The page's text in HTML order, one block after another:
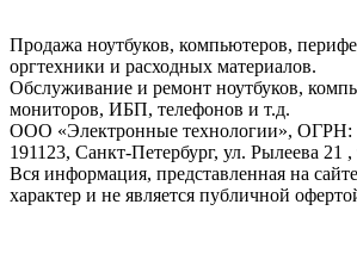
Продажа ноутбуков, компьютеров,
оргтехники и расходных материалов.
Обслуживание и ремонт ноутбуков,
мониторов, ИБП, телефонов и т.д.
ООО «Электронные технологии», ОГРН:
191123, Санкт-Петербург, ул. Рылеева 21 ,
Вся информация, представленная на
характер и не является публичной